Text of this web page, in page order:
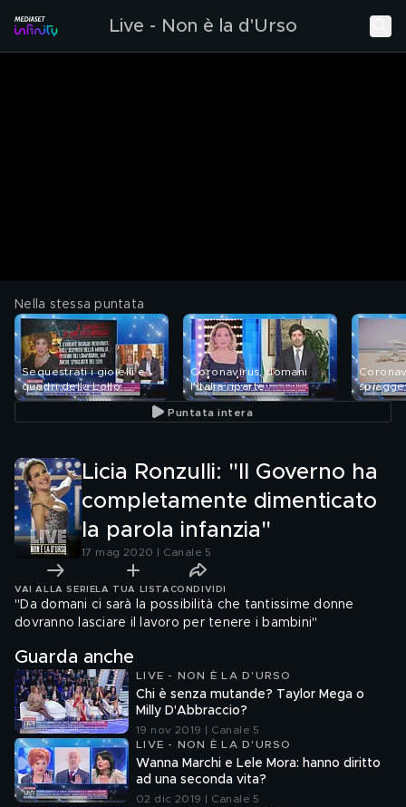
Live - Non è la d'Urso
Nella stessa puntata
Sequestrati i gioielli e i
quadri della Lollo
Coronavirus, domani
l'Italia riparte
spiagge
Puntata intera
Licia Ronzulli: "Il Governo ha
completamente dimenticato
la parola infanzia"
17 mag 2020 | Canale 5
VAI ALLA SERIE LA TUA LISTA CONDIVIDI
"Da domani ci sarà la possibilità che tantissime donne
dovranno lasciare il lavoro per tenere i bambini"
Guarda anche
LIVE - NON È LA D'URSO
Chi è senza mutande? Taylor Mega o
Milly D'Abbraccio?
19 nov 2019 | Canale 5
LIVE - NON È LA D'URSO
Wanna Marchi e Lele Mora: hanno diritto
ad una seconda vita?
02 dic 2019 | Canale 5